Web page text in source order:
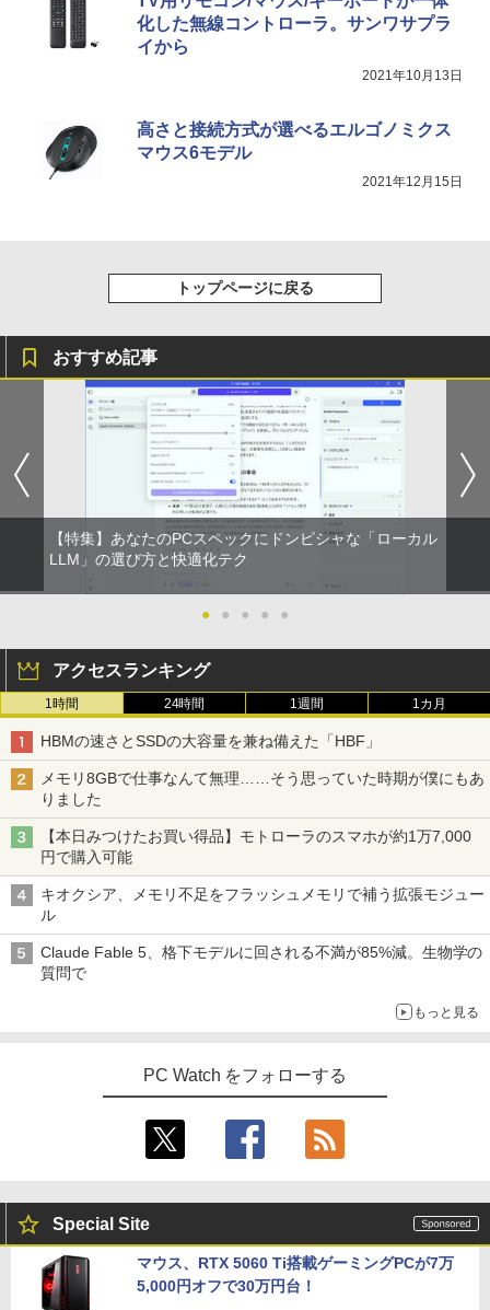
化した無線コントローラ。サンワサプラ
イから
2021年10月13日
高さと接続方式が選べるエルゴノミクス
マウス6モデル
2021年12月15日
トップページに戻る
おすすめ記事
【特集】あなたのPCスペックにドンピシャな「ローカル
LLM」の選び方と快適化テク
● ● ● ● ●
アクセスランキング
1時間 24時間 1週間 1カ月
HBMの速さとSSDの大容量を兼ね備えた「HBF」
メモリ8GBで仕事なんて無理……そう思っていた時期が僕にもあ
りました
【本日みつけたお買い得品】モトローラのスマホが約1万7,000
円で購入可能
キオクシア、メモリ不足をフラッシュメモリで補う拡張モジュー
ル
Claude Fable 5、格下モデルに回される不満が85%減。生物学の
質問で
もっと見る
PC Watch をフォローする
Special Site
マウス、RTX 5060 Ti搭載ゲーミングPCが7万
5,000円オフで30万円台！